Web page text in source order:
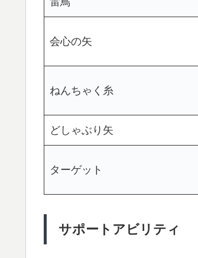
会心の矢
ねんちゃく糸
どしゃぶり矢
ターゲット
サポートアビリティ